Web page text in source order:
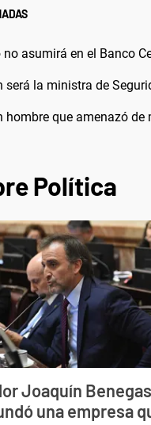
asumirá en el Banco
será la ministra de
hombre que amenazó
Política
Joaquín Benegas
una empresa